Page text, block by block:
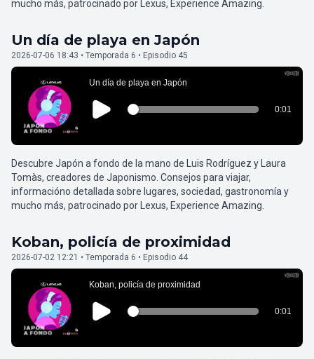
mucho más, patrocinado por Lexus, Experience Amazing.
Un día de playa en Japón
2026-07-06 18:43 • Temporada 6 • Episodio 45
Descubre Japón a fondo de la mano de Luis Rodríguez y Laura
Tomàs, creadores de Japonismo. Consejos para viajar,
informacióno detallada sobre lugares, sociedad, gastronomía y
mucho más, patrocinado por Lexus, Experience Amazing.
Koban, policía de proximidad
2026-07-02 12:21 • Temporada 6 • Episodio 44